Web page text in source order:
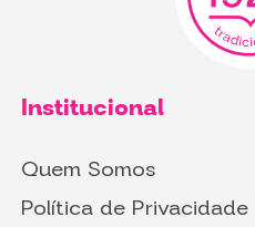
Institucional
Quem Somos
Política de Privacidade